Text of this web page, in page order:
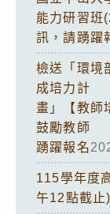
能力研習班
訊，請踴躍
檢送「環境
成培力計
畫」【教師
鼓勵教師
踴躍報名
115學年度
午12點截止)